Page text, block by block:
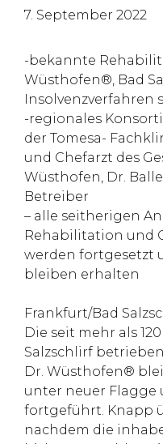
7. September 2022
-bekannte
Wüsthofen®, Bad
Insolvenzverfahren
-regionales
der Tomesa-
und Chefarzt des
Wüsthofen, Dr.
Betreiber
– alle seitherigen
Rehabilitation und
werden fortgesetzt
bleiben erhalten
Frankfurt/Bad
Die seit mehr als
Salzschlirf
Dr. Wüsthofen®
unter neuer Flagge
fortgeführt. Knapp
nachdem die